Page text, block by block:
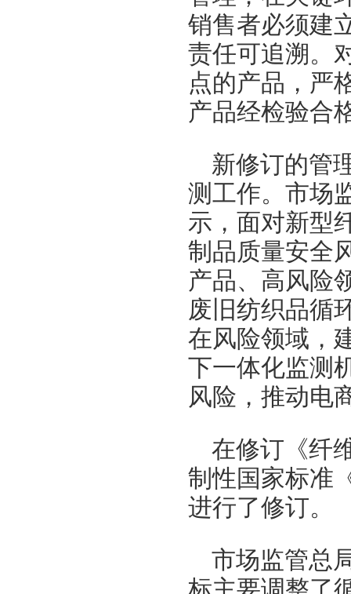
销售者必须建
责任可追溯。
点的产品，严
产品经检验合
新修订的管
测工作。市场
示，面对新型
制品质量安全
产品、高风险
废旧纺织品循
在风险领域，
下一体化监测
风险，推动电
在修订《纤
制性国家标准
进行了修订。
市场监管总